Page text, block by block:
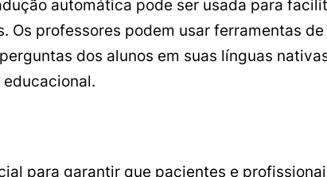
automática pode ser usada para
professores podem usar ferramentas
dos alunos em suas línguas
para garantir que pacientes e